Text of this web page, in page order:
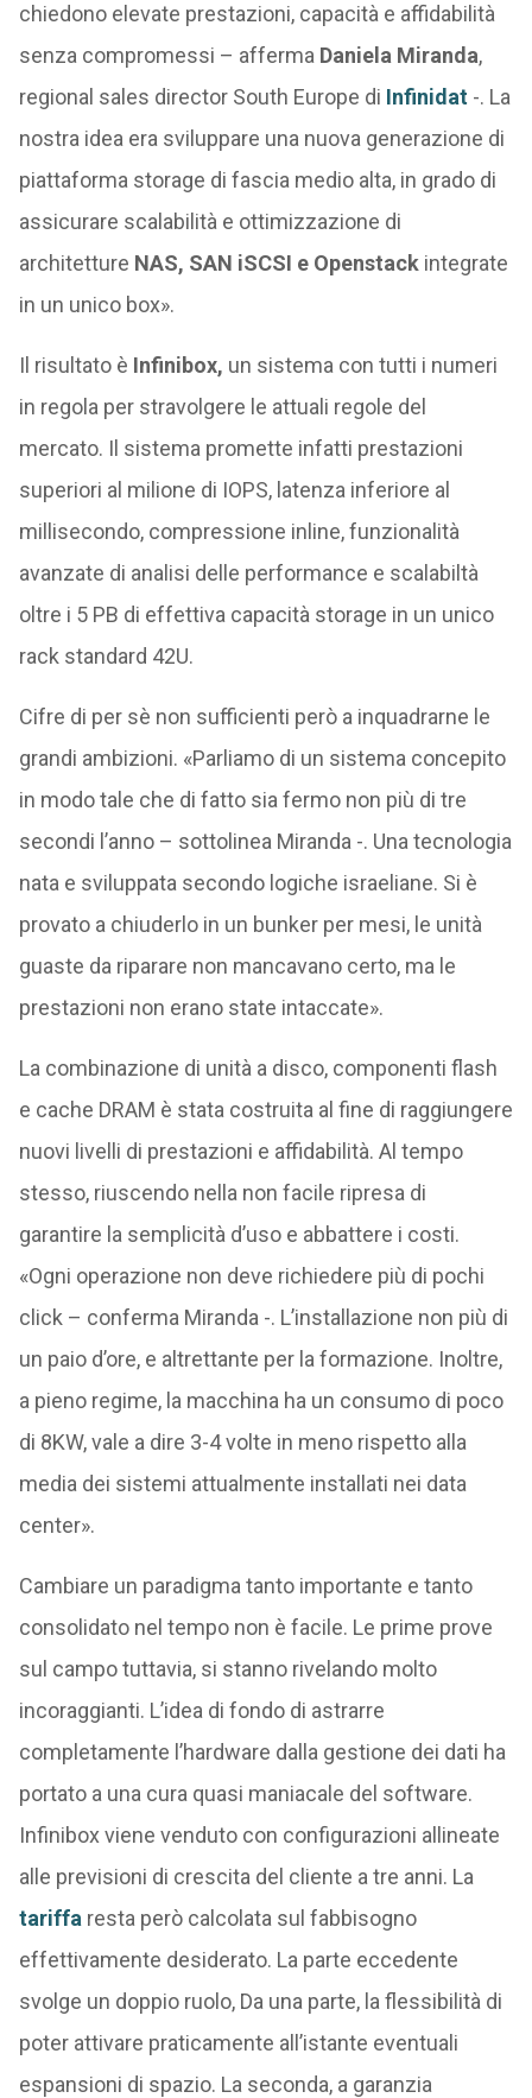
chiedono elevate prestazioni, capacità e affidabilità
senza compromessi – afferma Daniela Miranda,
‎regional sales director South Europe di Infinidat-. La
nostra idea era sviluppare una nuova generazione di
piattaforma storage di fascia medio alta, in grado di
assicurare scalabilità e ottimizzazione di
architetture NAS, SAN iSCSI e Openstackintegrate
in un unico box».
Il risultato è Infinibox, un sistema con tutti i numeri
in regola per stravolgere le attuali regole del
mercato. Il sistema promette infatti prestazioni
superiori al milione di IOPS, latenza inferiore al
millisecondo, compressione inline, funzionalità
avanzate di analisi delle performance e scalabiltà
oltre i 5 PB di effettiva capacità storage in un unico
rack standard 42U.
Cifre di per sè non sufficienti però a inquadrarne le
grandi ambizioni. «Parliamo di un sistema concepito
in modo tale che di fatto sia fermo non più di tre
secondi l’anno – sottolinea Miranda -. Una tecnologia
nata e sviluppata secondo logiche israeliane. Si è
provato a chiuderlo in un bunker per mesi, le unità
guaste da riparare non mancavano certo, ma le
prestazioni non erano state intaccate».
La combinazione di unità a disco, componenti flash
e cache DRAM è stata costruita al fine di raggiungere
nuovi livelli di prestazioni e affidabilità. Al tempo
stesso, riuscendo nella non facile ripresa di
garantire la semplicità d’uso e abbattere i costi.
«Ogni operazione non deve richiedere più di pochi
click – conferma Miranda -. L’installazione non più di
un paio d’ore, e altrettante per la formazione. Inoltre,
a pieno regime, la macchina ha un consumo di poco
di 8KW, vale a dire 3-4 volte in meno rispetto alla
media dei sistemi attualmente installati nei data
center».
Cambiare un paradigma tanto importante e tanto
consolidato nel tempo non è facile. Le prime prove
sul campo tuttavia, si stanno rivelando molto
incoraggianti. L’idea di fondo di astrarre
completamente l’hardware dalla gestione dei dati ha
portato a una cura quasi maniacale del software.
Infinibox viene venduto con configurazioni allineate
alle previsioni di crescita del cliente a tre anni. La
tariffa resta però calcolata sul fabbisogno
effettivamente desiderato. La parte eccedente
svolge un doppio ruolo, Da una parte, la flessibilità di
poter attivare praticamente all’istante eventuali
espansioni di spazio. La seconda, a garanzia